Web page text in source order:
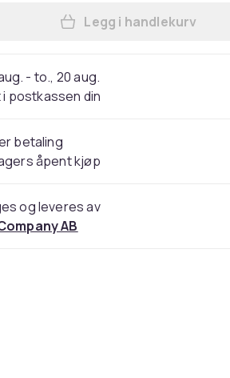
Legg Huami
Legg i handlekurv
- to., 20 aug.
postkassen din
betaling
åpent kjøp
og leveres av
AB